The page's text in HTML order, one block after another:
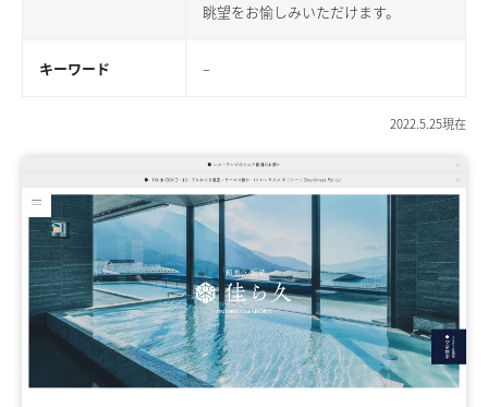
眺望をお愉しみいただけます。
キーワード –
2022.5.25現在